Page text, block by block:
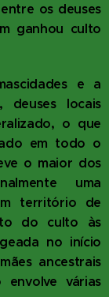
os deuses
ganhou culto
cidades e a
deuses locais
o que
em todo o
o maior dos
uma
território de
do culto às
no início
ancestrais
várias